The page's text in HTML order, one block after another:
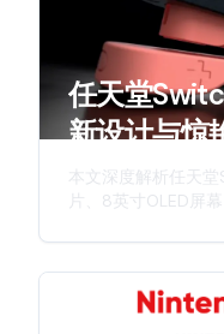
任天堂
新设计与惊
本文深度解析任天
片、8英寸OLED屏
级、创新特性与游戏